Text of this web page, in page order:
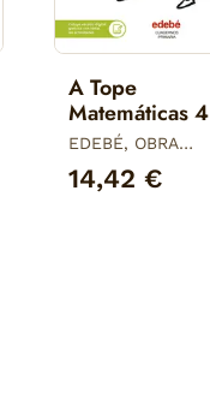
A Tope
Matemáticas 4
EDEBÉ, OBRA
14,42 €